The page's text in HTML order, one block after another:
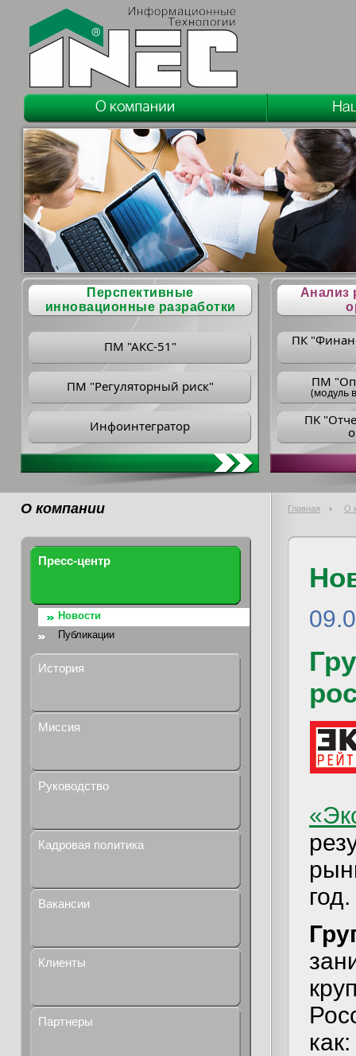
Перспективные
инновационные разработки
ПМ "АКС-51"
ПМ "Регуляторный риск"
Инфоинтегратор
Анализ
ПК
ПM
(модуль
ПK
О компании Главная О
Пресс-центр
Новости
Публикации
История
Миссия
Руководство
Кадровая политика
Вакансии
Клиенты
Партнеры
год.
как: